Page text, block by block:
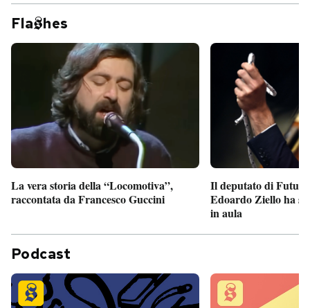
Fla hes
La vera storia della “Locomotiva”,
raccontata da Francesco Guccini
Il deputato di
Edoardo Ziello ha
in aula
Podcast